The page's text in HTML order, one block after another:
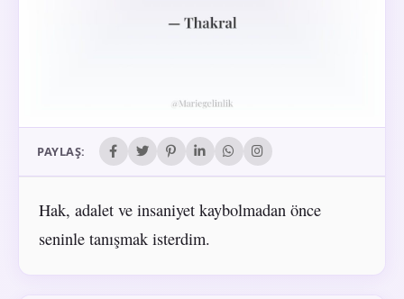
PAYLAŞ:
Hak, adalet ve insaniyet kaybolmadan önce
seninle tanışmak isterdim.